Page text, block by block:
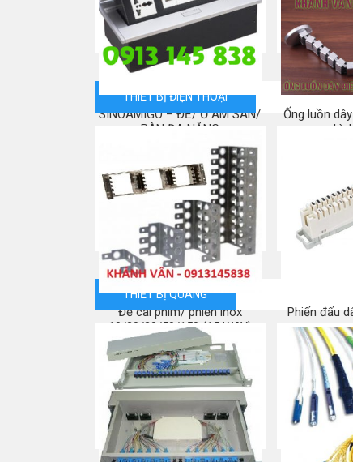
Mua ngay
SINOAMIGO – ĐẾ/ Ổ ÂM SÀN/
BÀN ĐA NĂNG
Mua ngay
Ống luồn
THIẾT BỊ ĐIỆN THOẠI
Đế cài phím/ phiến inox
10/20/30/50/150 (15 WAY)
Mua ngay
Phiến đấu
THIẾT BỊ QUANG